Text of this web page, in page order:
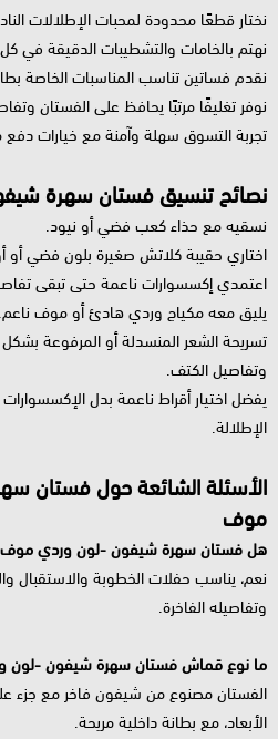
نختار قطعًا محدودة لمحبات الإطلالات
نهتم بالخامات والتشطيبات الدقيقة في
نقدم فساتين تناسب المناسبات الخاصة
نوفر تغليفًا مرتبًا يحافظ على الفستان
تجربة التسوق سهلة وآمنة مع خيارات دفع
نصائح تنسيق فستان سهرة
نسقيه مع حذاء كعب فضي أو نيود.
اختاري حقيبة كلاتش صغيرة بلون فضي أو
اعتمدي إكسسوارات ناعمة حتى تبقى
يليق معه مكياج وردي هادئ أو موف ناعم.
تسريحة الشعر المنسدلة أو المرفوعة
وتفاصيل الكتف.
يفضل اختيار أقراط ناعمة بدل
الإطلالة.
الأسئلة الشائعة حول فستان
موف
هل فستان سهرة شيفون -لون وردي موف
نعم، يناسب حفلات الخطوبة والاستقبال
وتفاصيله الفاخرة.
ما نوع قماش فستان سهرة شيفون -لون
الفستان مصنوع من شيفون فاخر مع جزء
الأبعاد، مع بطانة داخلية مريحة.